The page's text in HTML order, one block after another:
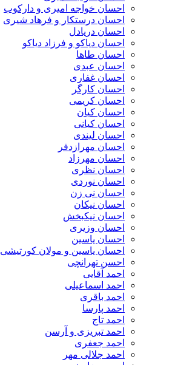
احسان خواجه امیری و دارکوب
احسان درستكار و فرهاد شيرى
احسان دریادل
احسان دیاکو و فرزاد دیاکو
احسان طاها
احسان عبدی
احسان غفاری
احسان کارگر
احسان کریمی
احسان کیان
احسان کیانی
احسان لیندی
احسان مهرازدفر
احسان مهرزاد
احسان نظری
احسان نوردی
احسان نی زن
احسان نیکان
احسان نیکبخش
احسان وزیری
احسان یاسین
احسان یاسین و مولان کورتیشی
احسن تهرانچی
احمد آقایی
احمد اسماعیلی
احمد باقری
احمد پارسا
احمد تاج
احمد تبریزی و آرسن
احمد جعفری
احمد جلالی مهر